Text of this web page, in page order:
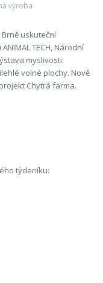
výroba
Brně uskuteční
TECH, Národní
myslivosti.
volné plochy. Nově
Chytrá farma.
týdeníku: